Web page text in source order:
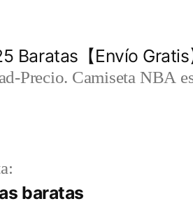
Baratas【Envío Gratis
Precio. Camiseta NBA
baratas